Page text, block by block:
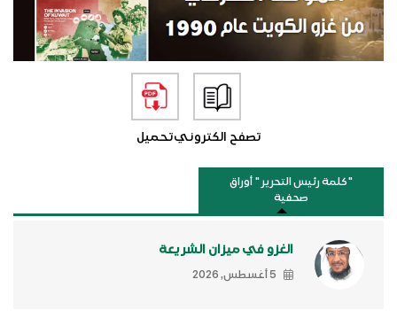
تصفح الكترونيتحميل
"كلمة رئيس التحرير " أوراق
صحفية
الغزو في ميزان الشريعة
5 أغسطس, 2026